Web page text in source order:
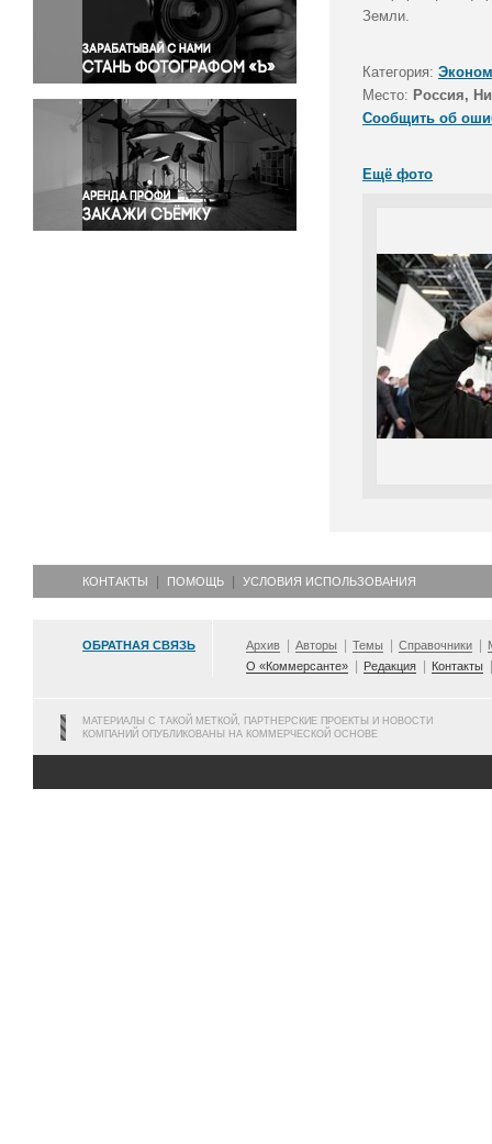
Правосудие
Происшествия и конфликты
Религия
Светская жизнь
Спорт
Экология
Экономика и бизнес
Земли.
Категория:
Место: Россия,
Сообщить об
Ещё фото
КОНТАКТЫ ПОМОЩЬ УСЛОВИЯ ИСПОЛЬЗОВАНИЯ
ОБРАТНАЯ СВЯЗЬ Архив Авторы Темы Справочники
О «Коммерсанте»
Редакция Контакты
МАТЕРИАЛЫ С ТАКОЙ МЕТКОЙ, ПАРТНЕРСКИЕ ПРОЕКТЫ И НОВОСТИ
КОМПАНИЙ ОПУБЛИКОВАНЫ НА КОММЕРЧЕСКОЙ ОСНОВЕ